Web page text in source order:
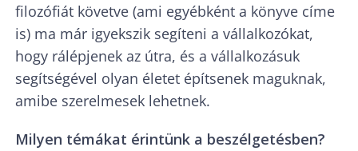
filozófiát követve (ami egyébként a könyve címe
is) ma már igyekszik segíteni a vállalkozókat,
hogy rálépjenek az útra, és a vállalkozásuk
segítségével olyan életet építsenek maguknak,
amibe szerelmesek lehetnek.
Milyen témákat érintünk a beszélgetésben?